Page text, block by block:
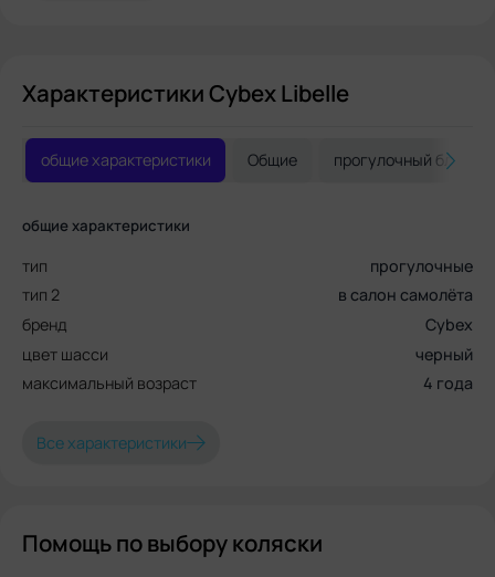
Характеристики Cybex Libelle
общие характеристики Общие прогулочный блок
общие характеристики
тип
прогулочные
тип 2
в салон самолёта
бренд
Cybex
цвет шасси
черный
максимальный возраст
4 года
Все характеристики
Помощь по выбору коляски